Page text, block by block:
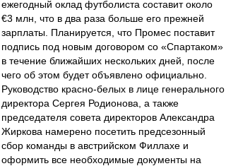
ежегодный оклад футболиста составит около
€3 млн, что в два раза больше его прежней
зарплаты. Планируется, что Промес поставит
подпись под новым договором со «Спартаком»
в течение ближайших нескольких дней, после
чего об этом будет объявлено официально.
Руководство красно-белых в лице генерального
директора Сергея Родионова, а также
председателя совета директоров Александра
Жиркова намерено посетить предсезонный
сбор команды в австрийском Филлахе и
оформить все необходимые документы на